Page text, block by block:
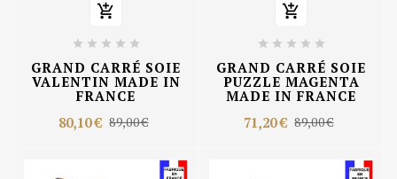

    
GRAND CARRÉ SOIE
VALENTIN MADE IN
FRANCE
80,10 € 89,00 €

    
GRAND CARRÉ SOIE
PUZZLE MAGENTA
MADE IN FRANCE
71,20 € 89,00 €